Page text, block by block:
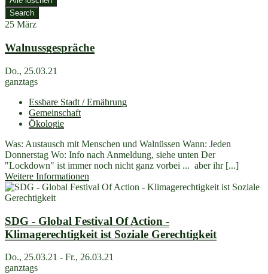
Search
25 März
Walnussgespräche
Do., 25.03.21
ganztags
Essbare Stadt / Ernährung
Gemeinschaft
Ökologie
Was: Austausch mit Menschen und Walnüssen Wann: Jeden
Donnerstag Wo: Info nach Anmeldung, siehe unten Der
"Lockdown" ist immer noch nicht ganz vorbei ... aber ihr [...]
Weitere Informationen
SDG - Global Festival Of Action -
Klimagerechtigkeit ist Soziale Gerechtigkeit
Do., 25.03.21 - Fr., 26.03.21
ganztags